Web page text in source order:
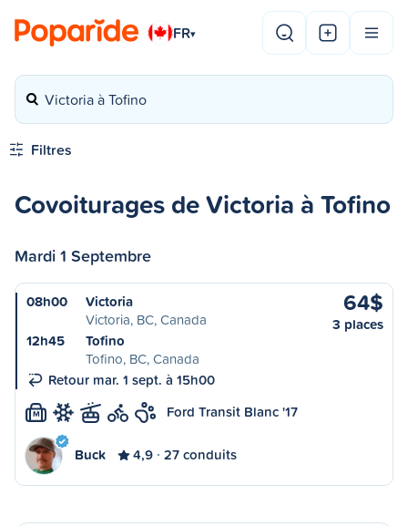
FR▾
Victoria à Tofino
Filtres
Covoiturages de Victoria à Tofino
Mardi 1 Septembre
08h00
Victoria
Victoria, BC, Canada
12h45
Tofino
Tofino, BC, Canada
Retour mar. 1 sept. à 15h00
64$
3 places
M Ford Transit Blanc '17
Buck 4,9 27 conduits